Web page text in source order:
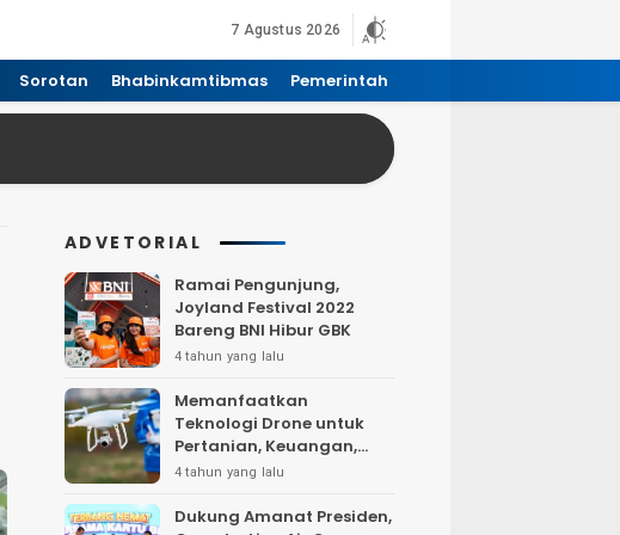
7 Agustus 2026
Sorotan Bhabinkamtibmas Pemerintah
ADVETORIAL
Ramai Pengunjung,
Joyland Festival 2022
Bareng BNI Hibur GBK
4 tahun yang lalu
Memanfaatkan
Teknologi Drone untuk
Pertanian, Keuangan,
Pertambangan, Real
Telekomunikasi.
4 tahun yang lalu
Dukung Amanat Presiden,